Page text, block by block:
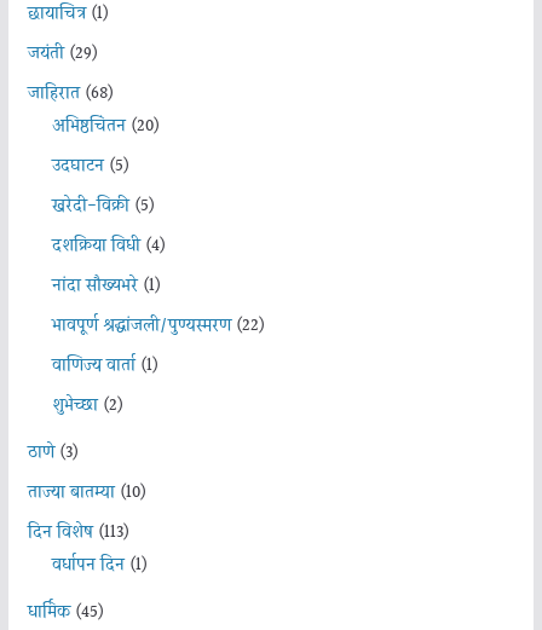
छायाचित्र(1)
जयंती(29)
जाहिरात(68)
अभिष्ठचिंतन(20)
उदघाटन(5)
खरेदी-विक्री(5)
दशक्रिया विधी(4)
नांदा सौख्यभरे(1)
भावपूर्ण श्रद्धांजली/पुण्यस्मरण(22)
वाणिज्य वार्ता(1)
शुभेच्छा(2)
ठाणे(3)
ताज्या बातम्या(10)
दिन विशेष(113)
वर्धापन दिन(1)
धार्मिक(45)